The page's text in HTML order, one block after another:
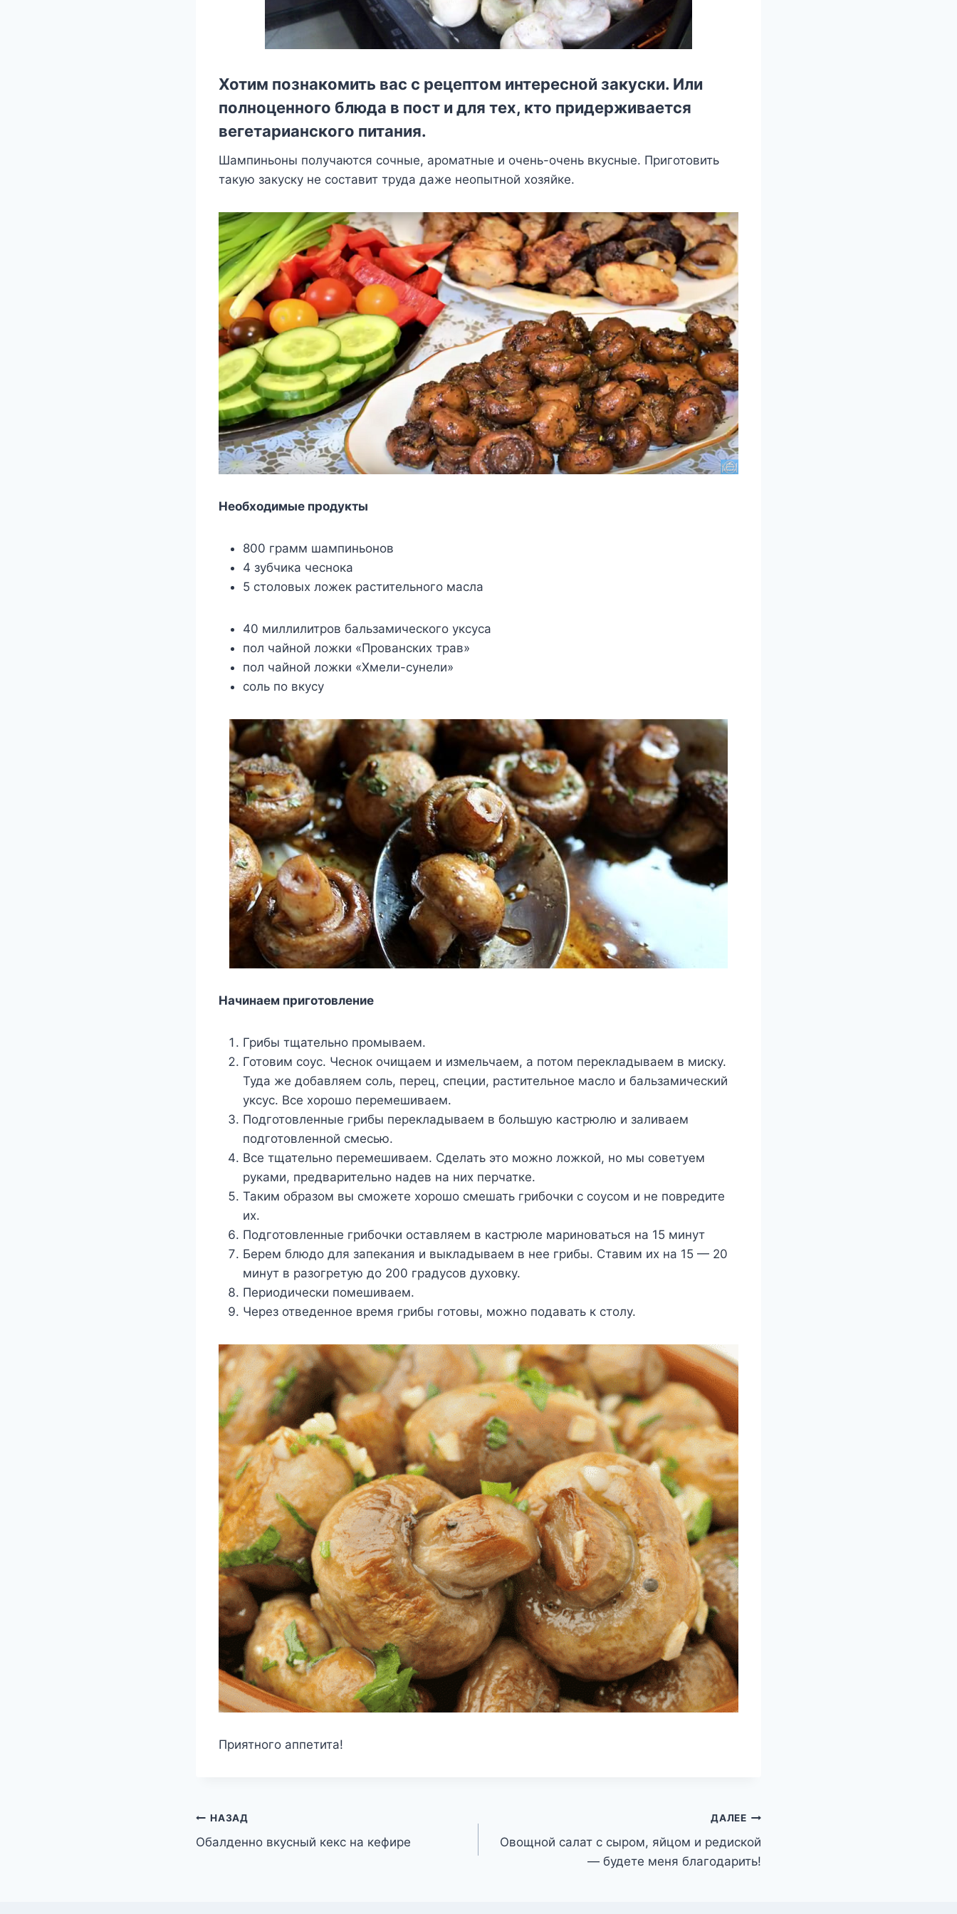
Хотим познакомить вас с рецептом интересной закуски. Или
полноценного блюда в пост и для тех, кто придерживается
вегетарианского питания.
Шампиньоны получаются сочные, ароматные и очень-очень вкусные. Приготовить
такую закуску не составит труда даже неопытной хозяйке.
Необходимые продукты
800 грамм шампиньонов
4 зубчика чеснока
5 столовых ложек растительного масла
40 миллилитров бальзамического уксуса
пол чайной ложки «Прованских трав»
пол чайной ложки «Хмели-сунели»
соль по вкусу
Начинаем приготовление
Грибы тщательно промываем.
Готовим соус. Чеснок очищаем и измельчаем, а потом перекладываем в миску.
Туда же добавляем соль, перец, специи, растительное масло и бальзамический
уксус. Все хорошо перемешиваем.
Подготовленные грибы перекладываем в большую кастрюлю и заливаем
подготовленной смесью.
Все тщательно перемешиваем. Сделать это можно ложкой, но мы советуем
руками, предварительно надев на них перчатке.
Таким образом вы сможете хорошо смешать грибочки с соусом и не повредите
их.
Подготовленные грибочки оставляем в кастрюле мариноваться на 15 минут
Берем блюдо для запекания и выкладываем в нее грибы. Ставим их на 15 — 20
минут в разогретую до 200 градусов духовку.
Периодически помешиваем.
Через отведенное время грибы готовы, можно подавать к столу.
Приятного аппетита!
Навигация
по
НАЗАД
Обалденно вкусный кекс на кефире
ДАЛЕЕ
Овощной салат с сыром, яйцом и редиской
— будете меня благодарить!